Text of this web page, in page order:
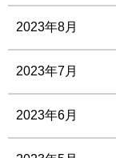
2023年8月
2023年7月
2023年6月